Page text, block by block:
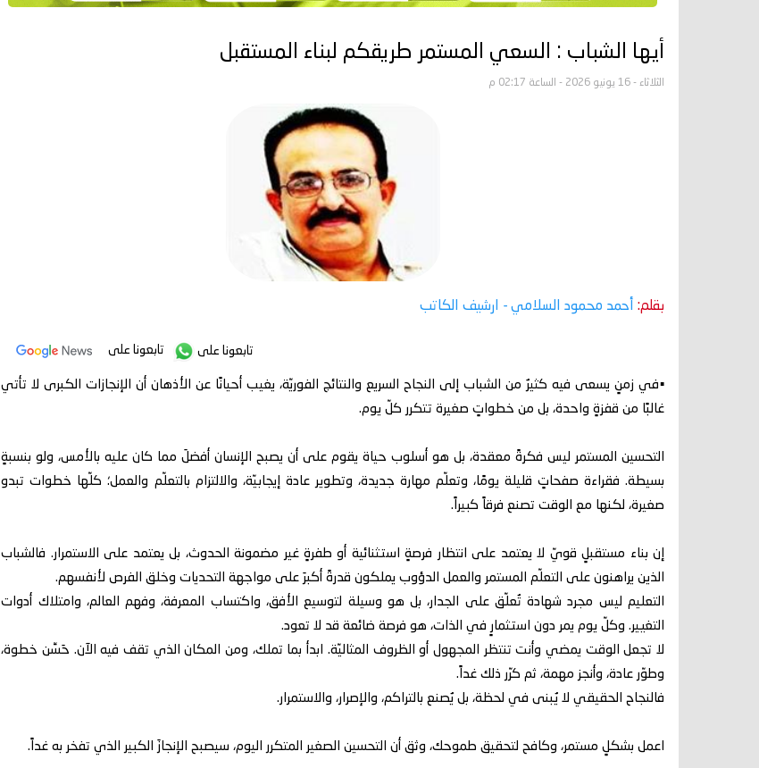
أيها الشباب : السعي المستمر طريقكم لبناء المستقبل
الثلاثاء - 16 يونيو 2026 - الساعة 02:17 م
بقلم: أحمد محمود السلامي - ارشيف الكاتب
تابعونا على تابعونا على
▪️في زمنٍ يسعى فيه كثيرٌ من الشباب إلى النجاح السريع والنتائج الفوريّة، يغيب أحيانًا عن الأذهان أن الإنجازات الكبرى لا تأتي
غالبًا من قفزةٍ واحدة، بل من خطواتٍ صغيرة تتكرر كلّ يوم.
التحسين المستمر ليس فكرةً معقدة، بل هو أسلوب حياة يقوم على أن يصبح الإنسان أفضلَ مما كان عليه بالأمس، ولو بنسبةٍ
بسيطة. فقراءة صفحاتٍ قليلة يومًا، وتعلّم مهارة جديدة، وتطوير عادة إيجابيّة، والالتزام بالتعلّم والعمل؛ كلّها خطوات تبدو
صغيرة، لكنها مع الوقت تصنع فرقاً كبيراً.
إن بناء مستقبلٍ قويّ لا يعتمد على انتظار فرصةٍ استثنائية أو طفرةٍ غير مضمونة الحدوث، بل يعتمد على الاستمرار. فالشباب
الذين يراهنون على التعلّم المستمر والعمل الدؤوب يملكون قدرةً أكبرَ على مواجهة التحديات وخلق الفرص لأنفسهم.
التعليم ليس مجرد شهادة تُعلّق على الجدار، بل هو وسيلة لتوسيع الأفق، واكتساب المعرفة، وفهم العالم، وامتلاك أدوات
التغيير. وكلّ يوم يمر دون استثمارٍ في الذات، هو فرصة ضائعة قد لا تعود.
لا تجعل الوقت يمضي وأنت تنتظر المجهول أو الظروف المثاليّة. ابدأ بما تملك، ومن المكان الذي تقف فيه الآن. حَسِّن خطوة،
وطوّر عادة، وأنجز مهمة، ثم كرّر ذلك غداً.
فالنجاح الحقيقي لا يُبنى في لحظة، بل يُصنع بالتراكم، والإصرار، والاستمرار.
اعمل بشكلٍ مستمر، وكافح لتحقيق طموحك، وثق أن التحسين الصغير المتكرر اليوم، سيصبح الإنجازَ الكبير الذي تفخر به غداً.